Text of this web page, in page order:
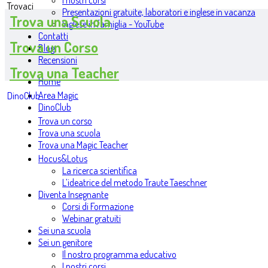
Presentazioni gratuite, laboratori e inglese in vacanza
Inglese in famiglia - YouTube
Contatti
Blog
Recensioni
Home
Area Magic
DinoClub
Trova un corso
Trova una scuola
Trova una Magic Teacher
Hocus&Lotus
La ricerca scientifica
L’ideatrice del metodo Traute Taeschner
Diventa Insegnante
Corsi di Formazione
Webinar gratuiti
Sei una scuola
Sei un genitore
Il nostro programma educativo
Trovaci
Trova una Scuola
Trova un Corso
Trova una Teacher
DinoClub